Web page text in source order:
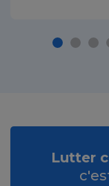
Lutter